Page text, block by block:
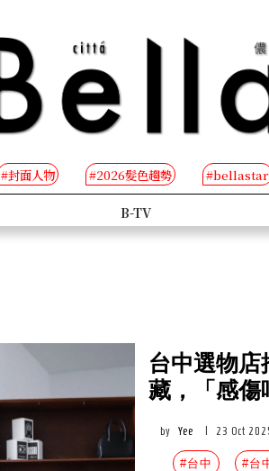
#封面人物 #2026髮色趨勢 #bellastar
Beauty
台中選物店
藏，「感傷
by Yee 23 Oct
#台中 #台